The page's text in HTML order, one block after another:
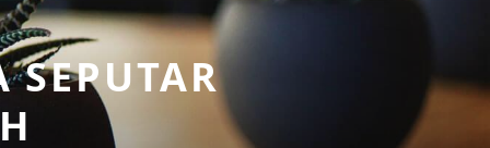
SEPUTAR